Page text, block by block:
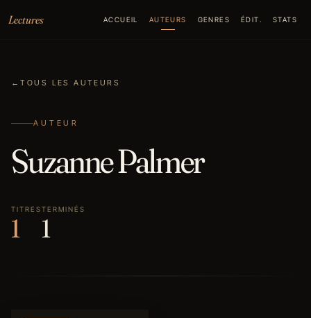
Lectures
ACCUEIL AUTEURS GENRES ÉDIT. STATS
←TOUS LES AUTEURS
AUTEUR
Suzanne Palmer
TITRES
1
TERMINÉS
1